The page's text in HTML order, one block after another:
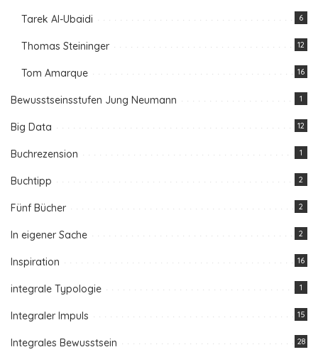
Tarek Al-Ubaidi 6
Thomas Steininger 12
Tom Amarque 16
Bewusstseinsstufen Jung Neumann 1
Big Data 12
Buchrezension 1
Buchtipp 2
Fünf Bücher 2
In eigener Sache 2
Inspiration 16
integrale Typologie 1
Integraler Impuls 15
Integrales Bewusstsein 28